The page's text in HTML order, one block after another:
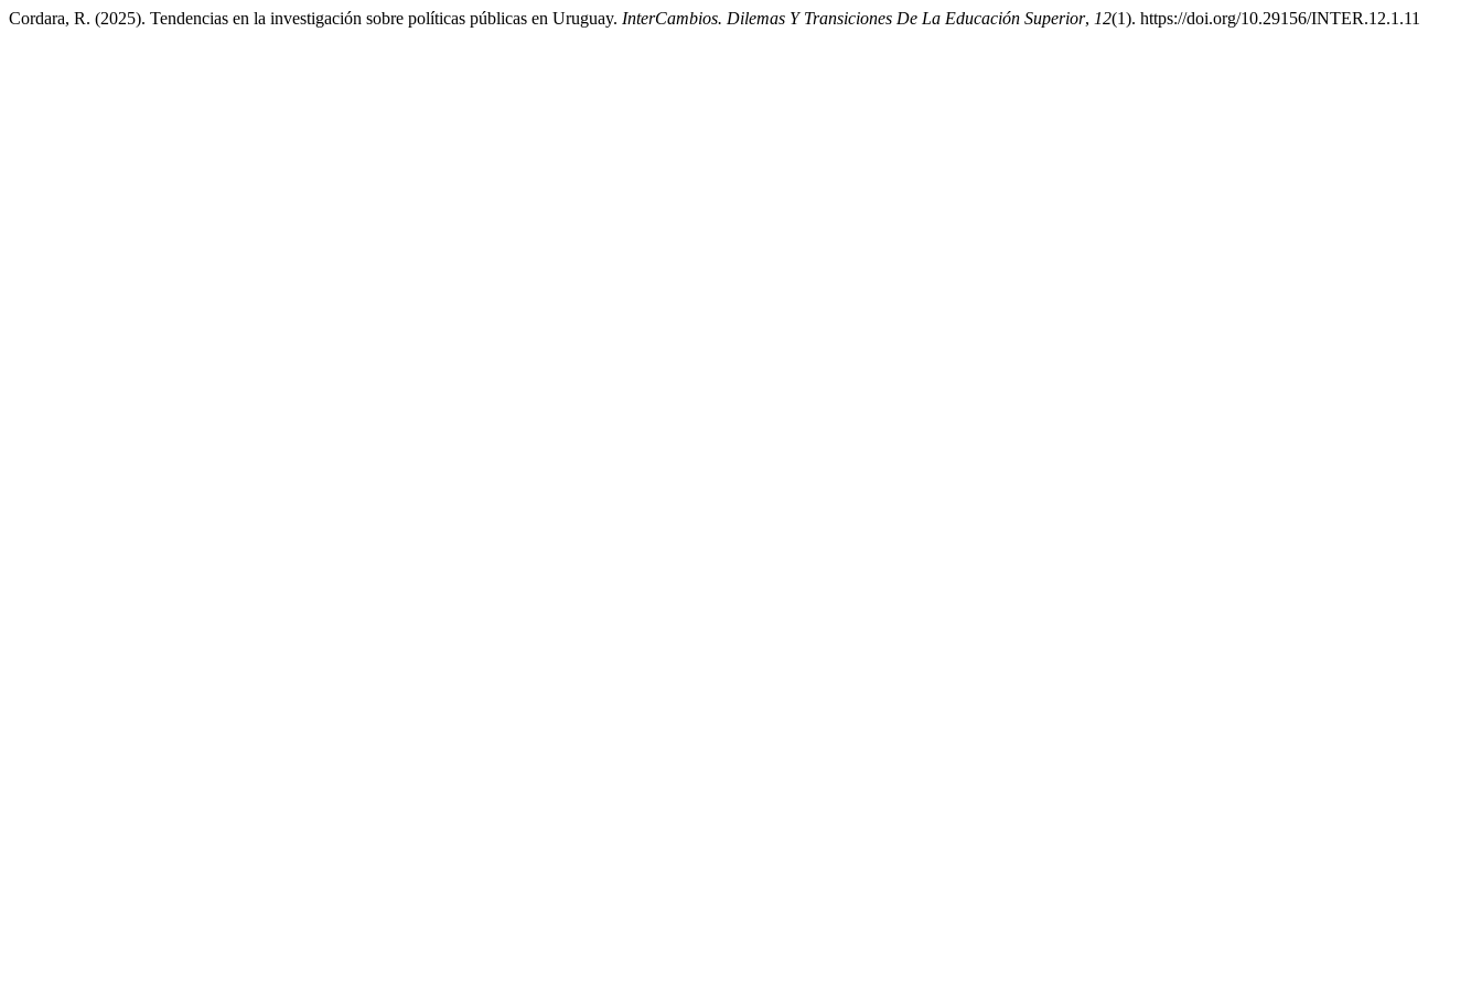
Cordara, R. (2025). Tendencias en la investigación sobre políticas públicas en Uruguay. InterCambios. Dilemas Y Transiciones De La Educación Superior, 12(1). https://doi.org/10.29156/INTER.12.1.11